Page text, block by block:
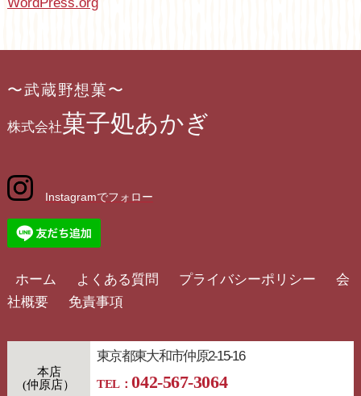
〜武蔵野想菓〜
株式会社菓子処あかぎ
Instagramでフォロー
ホーム よくある質問 プライバシーポリシー
会
社概要
免責事項
本店
東京都東大和市仲原2-15-16
TEL：042-567-3064